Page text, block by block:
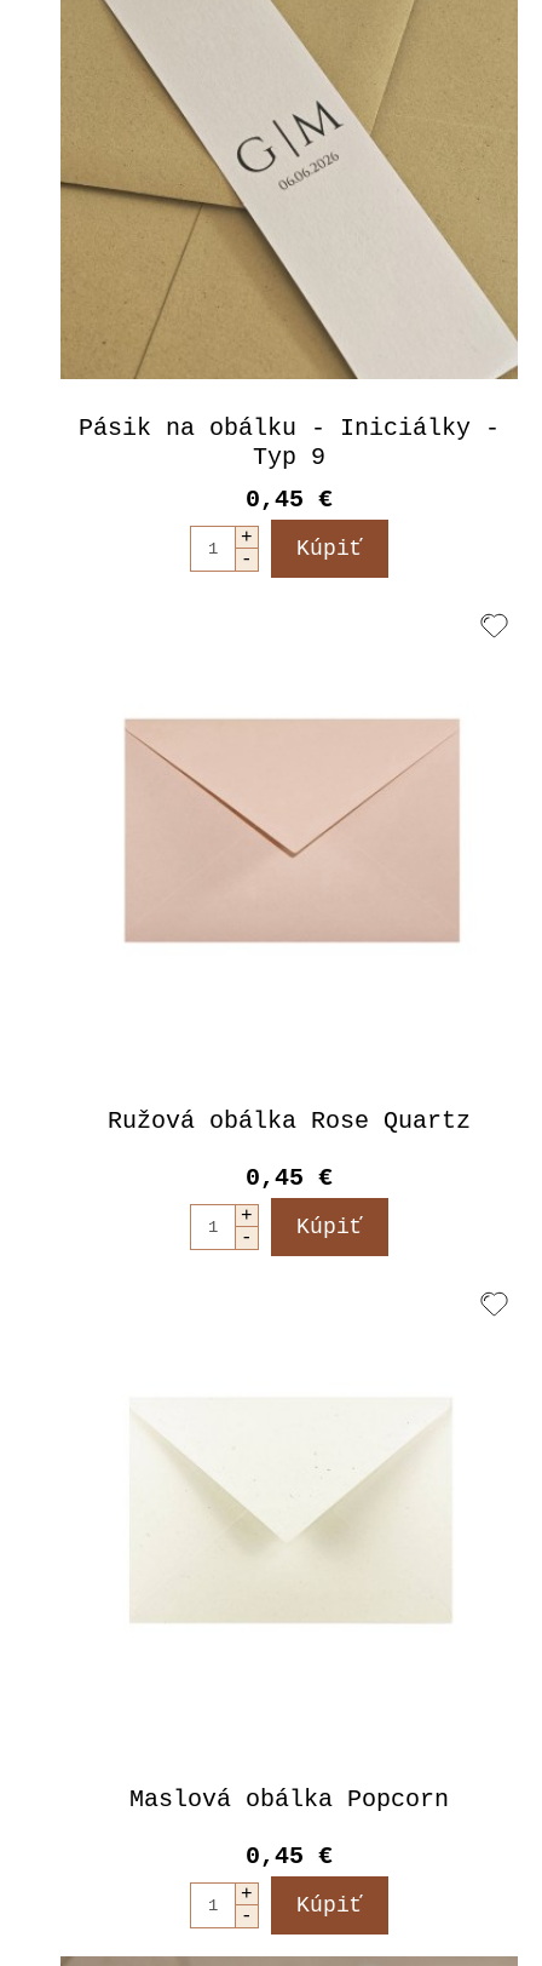
Pásik na obálku - Iniciálky -
Typ 9
0,45 €
Ružová obálka Rose Quartz
0,45 €
Maslová obálka Popcorn
0,45 €